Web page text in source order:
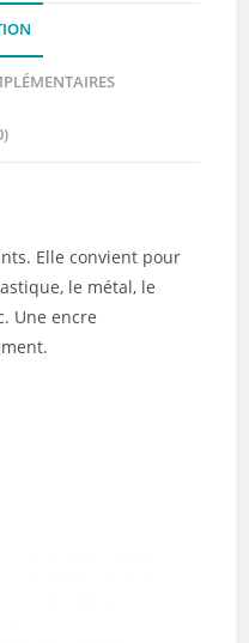
Elle convient pour
le métal, le
Une encre